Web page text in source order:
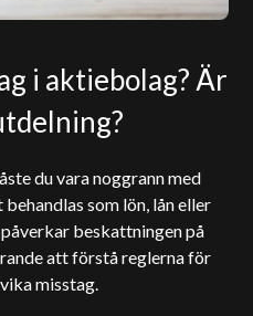
i aktiebolag? Är
du vara noggrann med
som lön, lån eller
beskattningen på
att förstå reglerna för
misstag.